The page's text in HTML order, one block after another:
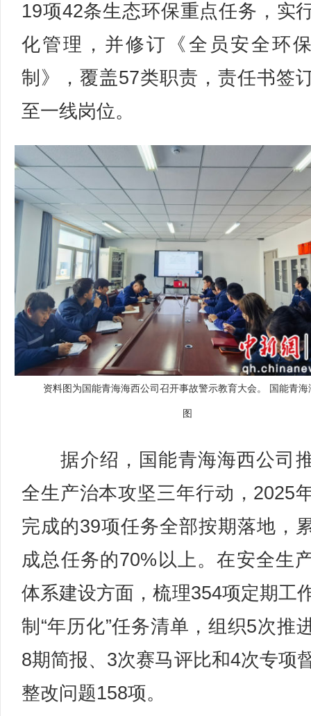
19项42条生态环保重点任务，实
化管理，并修订《全员安全环
制》，覆盖57类职责，责任书签
至一线岗位。
资料图为国能青海海西公司召开事故警示教育大会。 国能青
图
据介绍，国能青海海西公司
全生产治本攻坚三年行动，2025
完成的39项任务全部按期落地，
成总任务的70%以上。在安全生
体系建设方面，梳理354项定期工
制“年历化”任务清单，组织5次推
8期简报、3次赛马评比和4次专项
整改问题158项。